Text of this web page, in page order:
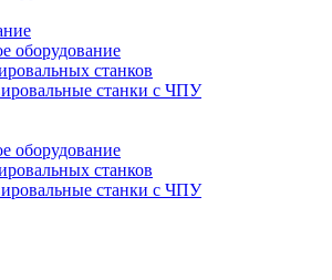
оборудование
станков
станки с ЧПУ
оборудование
станков
станки с ЧПУ